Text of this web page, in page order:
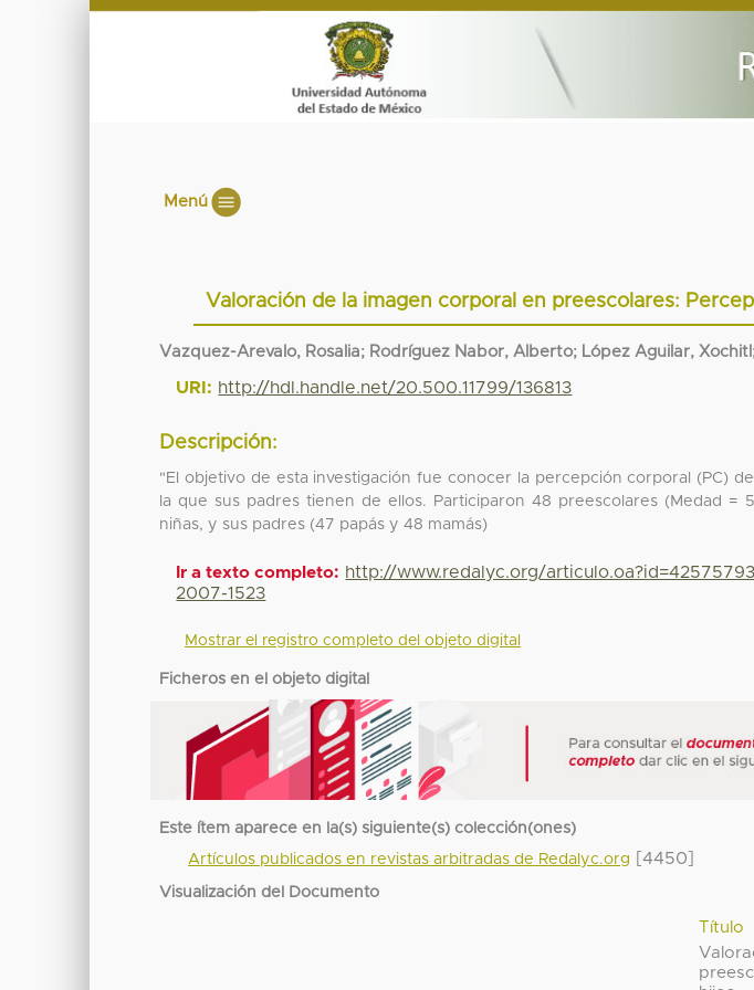
Menú
Valoración de la imagen corporal en preescolares:
Vazquez-Arevalo, Rosalia; Rodríguez Nabor, Alberto; López Aguilar,
URI: http://hdl.handle.net/20.500.11799/136813
Descripción:
"El objetivo de esta investigación fue conocer la percepción corporal (PC)
la que sus padres tienen de ellos. Participaron 48 preescolares (Medad =
niñas, y sus padres (47 papás y 48 mamás)
Ir a texto completo: http://www.redalyc.org/
2007-1523
Mostrar el registro completo del objeto digital
Ficheros en el objeto digital
Este ítem aparece en la(s) siguiente(s) colección(ones)
Artículos publicados en revistas arbitradas de Redalyc.org
[4450]
Visualización del Documento
Título